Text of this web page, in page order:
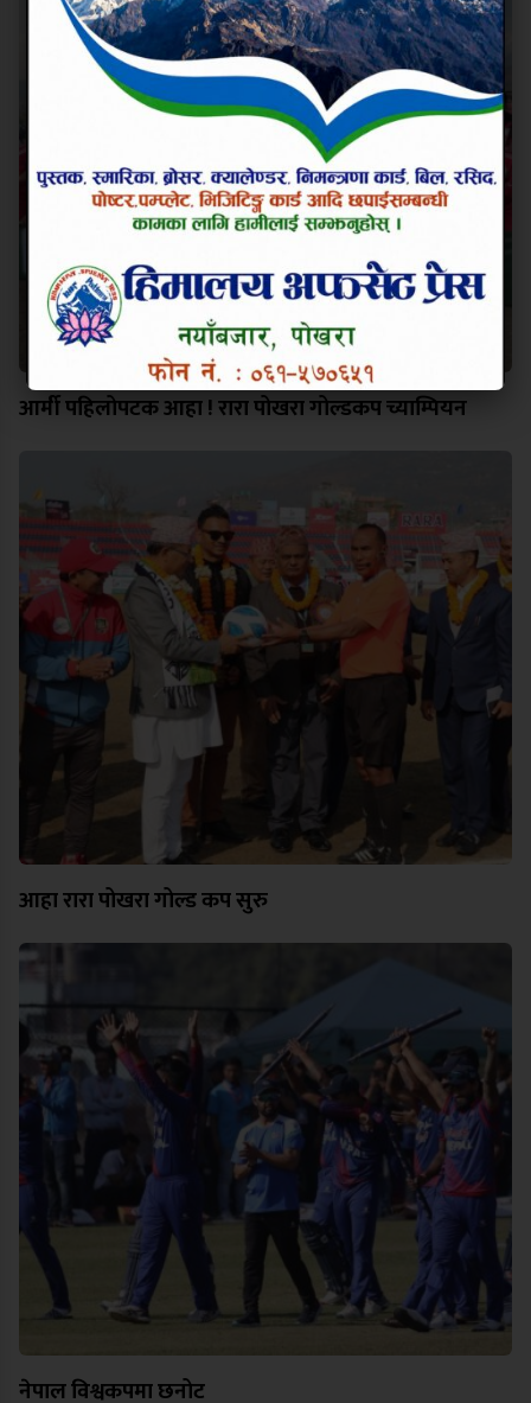
आर्मी पहिलोपटक आहा ! रारा पोखरा गोल्डकप च्याम्पियन
आहा रारा पोखरा गोल्ड कप सुरु
नेपाल विश्वकपमा छनोट